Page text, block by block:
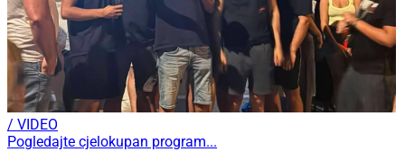
/ VIDEO
Pogledajte cjelokupan program...